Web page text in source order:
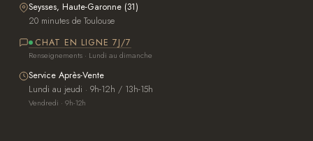
Seysses, Haute-Garonne (31)
20 minutes de Toulouse
CHAT EN LIGNE 7J/7
Renseignements · Lundi au dimanche
Service Après-Vente
Lundi au jeudi · 9h-12h / 13h-15h
Vendredi · 9h-12h